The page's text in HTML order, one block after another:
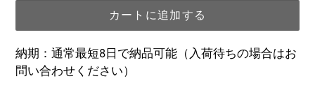
カートに追加する
納期：通常最短8日で納品可能（入荷待ちの場合はお
問い合わせください）